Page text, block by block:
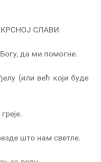
СЛАВИ
да ми помогне.
(или већ који буде
што нам светле.